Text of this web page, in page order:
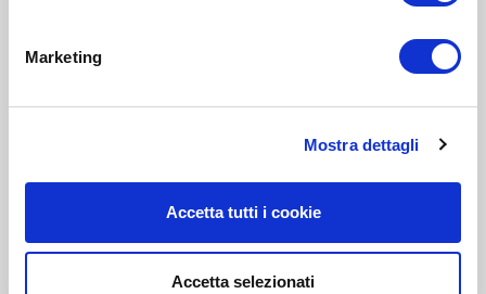
Marketing
Mostra dettagli
Accetta tutti i cookie
Accetta selezionati